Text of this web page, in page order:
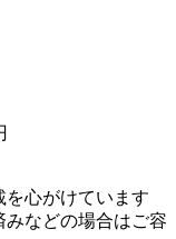
心がけています
などの場合はご容